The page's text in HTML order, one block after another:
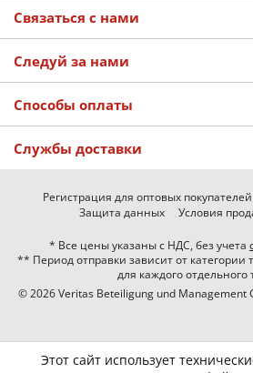
Связаться с нами
Следуй за нами
Способы оплаты
Службы доставки
Регистрация для оптовых покупателей
Защита данных
Условия
* Все цены указаны с НДС, без учета
** Период отправки зависит от категории
для каждого отдельного
© 2026 Veritas Beteiligung und Management
Этот сайт использует